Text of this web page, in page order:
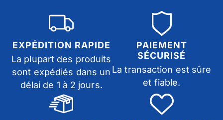
EXPÉDITION RAPIDE
La plupart des produits
sont expédiés dans un
délai de 1 à 2 jours.
PAIEMENT
SÉCURISÉ
La transaction est sûre
et fiable.